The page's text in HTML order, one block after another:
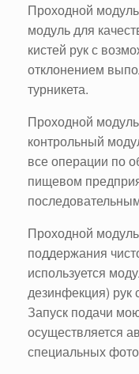
Проходной модуль
модуль для
кистей рук с
отклонением
турникета.
Проходной
контрольный
все операции по
пищевом
Проходной
поддержания
используется
дезинфекция) рук
Запуск подачи
осуществляется
специальных